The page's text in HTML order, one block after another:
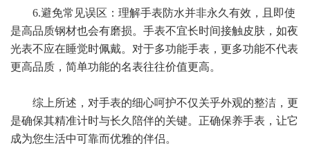
6.避免常见误区：理解手表防水并非永久有效，且即使
是高品质钢材也会有磨损。手表不宜长时间接触皮肤，如夜
光表不应在睡觉时佩戴。对于多功能手表，更多功能不代表
更高品质，简单功能的名表往往价值更高。
综上所述，对手表的细心呵护不仅关乎外观的整洁，更
是确保其精准计时与长久陪伴的关键。正确保养手表，让它
成为您生活中可靠而优雅的伴侣。